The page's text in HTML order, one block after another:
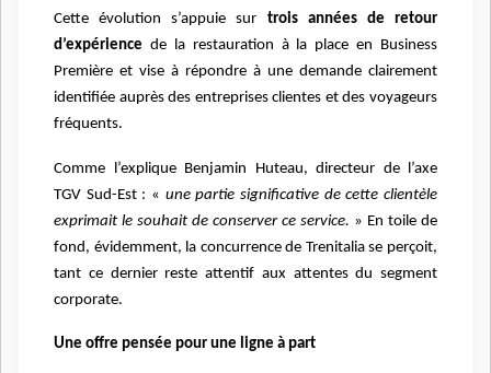
Cette évolution s’appuie sur trois années de retour
d’expérience de la restauration à la place en Business
Première et vise à répondre à une demande clairement
identifiée auprès des entreprises clientes et des voyageurs
fréquents.
Comme l’explique Benjamin Huteau, directeur de l’axe
TGV Sud-Est : « une partie significative de cette clientèle
exprimait le souhait de conserver ce service. » En toile de
fond, évidemment, la concurrence de Trenitalia se perçoit,
tant ce dernier reste attentif aux attentes du segment
corporate.
Une offre pensée pour une ligne à part